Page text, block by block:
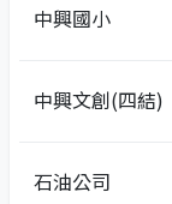
中興國小
中興文創(四結)
石油公司